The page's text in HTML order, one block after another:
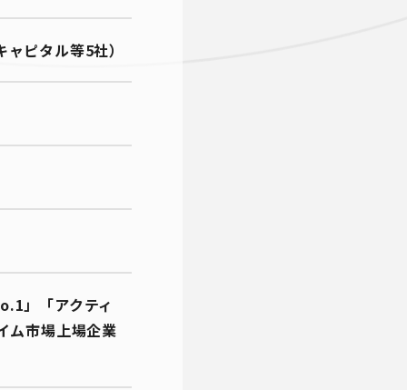
ピタル等5社）
」「アクティ
ム市場上場企業